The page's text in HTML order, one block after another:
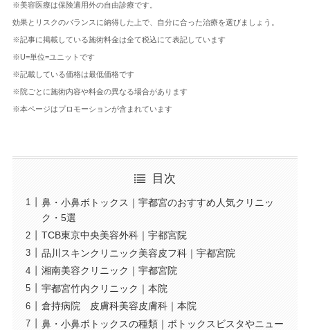
※美容医療は保険適用外の自由診療です。
効果とリスクのバランスに納得した上で、自分に合った治療を選びましょう。
※記事に掲載している施術料金は全て税込にて表記しています
※U=単位=ユニットです
※記載している価格は最低価格です
※院ごとに施術内容や料金の異なる場合があります
※本ページはプロモーションが含まれています
目次
鼻・小鼻ボトックス｜宇都宮のおすすめ人気クリニッ
ク・5選
TCB東京中央美容外科｜宇都宮院
品川スキンクリニック美容皮フ科｜宇都宮院
湘南美容クリニック｜宇都宮院
宇都宮竹内クリニック｜本院
倉持病院 皮膚科美容皮膚科｜本院
鼻・小鼻ボトックスの種類｜ボトックスビスタやニュー